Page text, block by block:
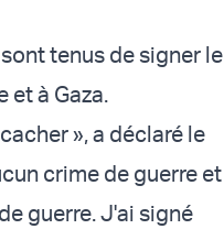
tenus de signer le
et à Gaza.
», a déclaré le
crime de guerre et
guerre. J'ai signé